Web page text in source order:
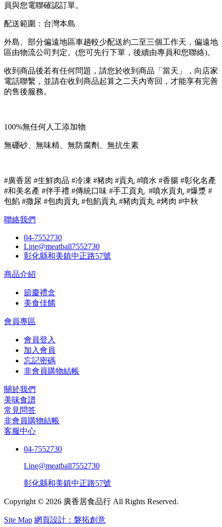
員與您電聯確認訂單。
配送範圍：台灣本島
外島、部分偏遠地區車趟較少配送約二至三個工作天，偏遠地
區由物流公司判定。(您可先行下單，後續由專員和您聯絡)。
收到商品後若有任何問題，請您於收到商品「當天」，向店家
電話聯繫，並請在收到商品起算之二天內寄回，才能享有完善
的售後服務。
100%無任何人工添加物
無硼砂、無味精、無防腐劑、無抗生素
#廣香居 #生鮮肉品 #冷凍 #豬肉 #貢丸 #噴水 #香腸 #彰化名產
#和美名產 #伴手禮 #傳統口味 #手工貢丸 #噴水貢丸 #爆漿 #
包餡 #撒尿 #包肉貢丸 #包餡貢丸 #豬肉貢丸 #烤肉 #中秋
聯絡我們
04-7552730
Line@meatball7552730
彰化縣和美鎮中正路57號
商品介紹
節慶禮盒
美食佳餚
會員專區
會員登入
加入會員
忘記密碼
非會員購物結帳
關於我們
美味食譜
常見問答
非會員購物結帳
客服中心
04-7552730
Line@meatball7552730
彰化縣和美鎮中正路57號
Copyright © 2026 廣香居食品行 All Rights Reserved.
Site Map 網頁設計：磐拓創意